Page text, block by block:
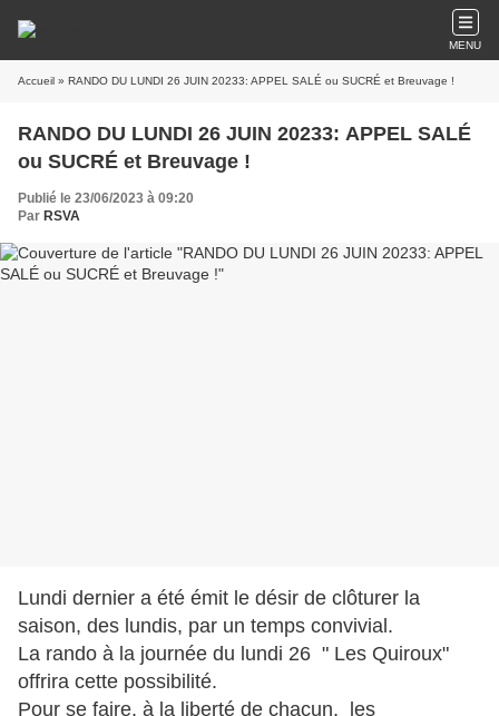
MENU
Accueil » RANDO DU LUNDI 26 JUIN 20233: APPEL SALÉ ou SUCRÉ et Breuvage !
RANDO DU LUNDI 26 JUIN 20233: APPEL SALÉ
ou SUCRÉ et Breuvage !
Publié le 23/06/2023 à 09:20
Par RSVA
Lundi dernier a été émit le désir de clôturer la
saison, des lundis, par un temps convivial.
La rando à la journée du lundi 26 " Les Quiroux"
offrira cette possibilité.
Pour se faire, à la liberté de chacun, les